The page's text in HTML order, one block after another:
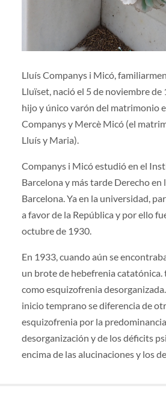
Lluís Companys i Micó,
Lluïset, nació el 5 de noviembre
hijo y único varón del matrimonio
Companys y Mercè Micó (el
Lluís y Maria).
Companys i Micó estudió en el
Barcelona y más tarde Derecho en
Barcelona. Ya en la universidad,
a favor de la República y por ello
octubre de 1930.
En 1933, cuando aún se
un brote de hebefrenia catatónica.
como esquizofrenia
inicio temprano se diferencia de
esquizofrenia por la
desorganización y de los déficits
encima de las alucinaciones y los